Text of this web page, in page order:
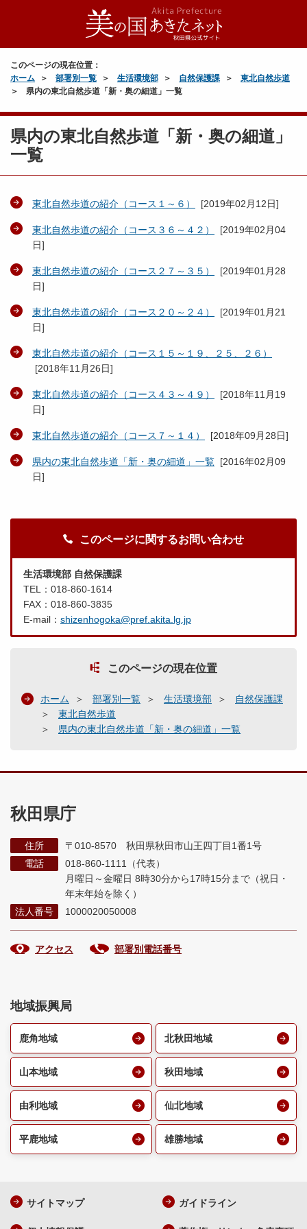
このページの現在位置：
ホーム
部署別一覧 生活環境部 自然保護課
東北自然歩道
県内の東北自然歩道「新・奥の細道」一覧
県内の東北自然歩道「新・奥の細道」
一覧
東北自然歩道の紹介（コース１～６） [2019年02月12日]
東北自然歩道の紹介（コース３６～４２） [2019年02月04
日]
東北自然歩道の紹介（コース２７～３５） [2019年01月28
日]
東北自然歩道の紹介（コース２０～２４） [2019年01月21
日]
東北自然歩道の紹介（コース１５～１９、２５、２６）
[2018年11月26日]
東北自然歩道の紹介（コース４３～４９） [2018年11月19
日]
東北自然歩道の紹介（コース７～１４） [2018年09月28日]
県内の東北自然歩道「新・奥の細道」一覧 [2016年02月09
日]
このページに関するお問い合わせ
生活環境部 自然保護課
TEL：018-860-1614
FAX：018-860-3835
E-mail： shizenhogoka@pref.akita.lg.jp
このページの現在位置
ホーム 部署別一覧 生活環境部
自然保護課
東北自然歩道
県内の東北自然歩道「新・奥の細道」一覧
秋田県庁
住所
〒010-8570 秋田県秋田市山王四丁目1番1号
電話
018-860-1111（代表）
月曜日～金曜日 8時30分から17時15分まで （祝日・
年末年始を除く）
法人番号
1000020050008
アクセス 部署別電話番号
地域振興局
鹿角地域 北秋田地域
山本地域 秋田地域
由利地域 仙北地域
平鹿地域 雄勝地域
サイトマップ ガイドライン